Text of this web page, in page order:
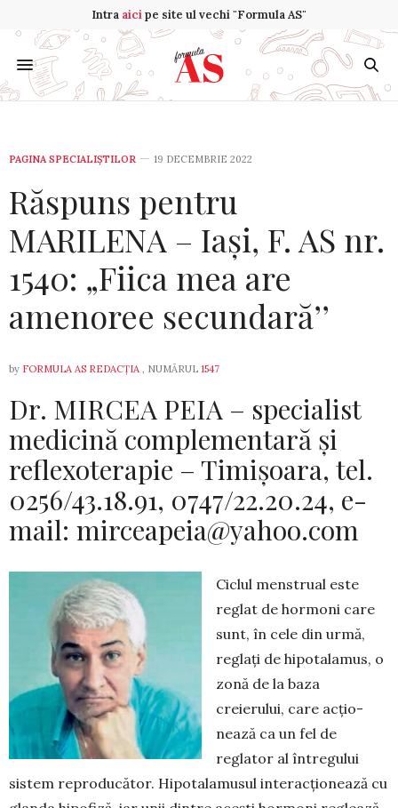
Intra aicipe site ul vechi "Formula AS"
PAGINA SPECIALIȘTILOR 19 DECEMBRIE 2022
Răspuns pentru
MARILENA – Iași, F. AS nr.
1540: „Fiica mea are
amenoree secundară’’
by FORMULA AS REDACȚIA , NUMĂRUL 1547
Dr. MIRCEA PEIA – specialist
medicină complementară și
reflexoterapie – Timișoara, tel.
0256/43.18.91, 0747/22.20.24, e-
mail: mirceapeia@yahoo.com
Ciclul menstrual este
reglat de hormoni care
sunt, în cele din urmă,
reglați de hipotalamus, o
zonă de la baza
creierului, care ac­țio­
nează ca un fel de
reglator al în­tre­gului
sistem reproducător. Hipo­talamusul in­teracționează cu